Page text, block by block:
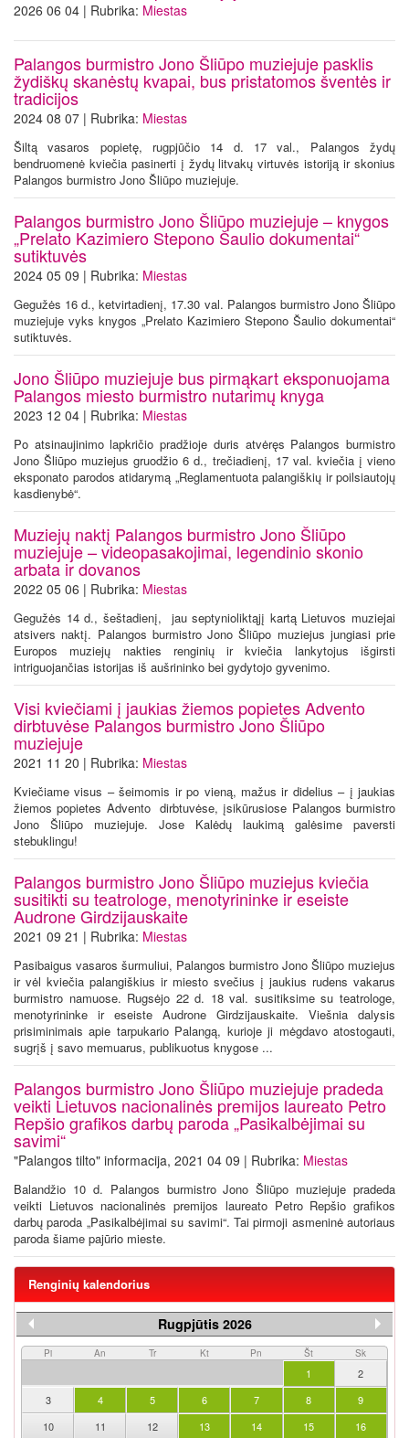
2026 06 04 | Rubrika: Miestas
Palangos burmistro Jono Šliūpo muziejuje pasklis
žydiškų skanėstų kvapai, bus pristatomos šventės ir
tradicijos
2024 08 07 | Rubrika: Miestas
Šiltą vasaros popietę, rugpjūčio 14 d. 17 val., Palangos žydų
bendruomenė kviečia pasinerti į žydų litvakų virtuvės istoriją ir skonius
Palangos burmistro Jono Šliūpo muziejuje.
Palangos burmistro Jono Šliūpo muziejuje – knygos
„Prelato Kazimiero Stepono Šaulio dokumentai“
sutiktuvės
2024 05 09 | Rubrika: Miestas
Gegužės 16 d., ketvirtadienį, 17.30 val. Palangos burmistro Jono Šliūpo
muziejuje vyks knygos „Prelato Kazimiero Stepono Šaulio dokumentai“
sutiktuvės.
Jono Šliūpo muziejuje bus pirmąkart eksponuojama
Palangos miesto burmistro nutarimų knyga
2023 12 04 | Rubrika: Miestas
Po atsinaujinimo lapkričio pradžioje duris atvėręs Palangos burmistro
Jono Šliūpo muziejus gruodžio 6 d., trečiadienį, 17 val. kviečia į vieno
eksponato parodos atidarymą „Reglamentuota palangiškių ir poilsiautojų
kasdienybė“.
Muziejų naktį Palangos burmistro Jono Šliūpo
muziejuje – videopasakojimai, legendinio skonio
arbata ir dovanos
2022 05 06 | Rubrika: Miestas
Gegužės 14 d., šeštadienį, jau septynioliktąjį kartą Lietuvos muziejai
atsivers naktį. Palangos burmistro Jono Šliūpo muziejus jungiasi prie
Europos muziejų nakties renginių ir kviečia lankytojus išgirsti
intriguojančias istorijas iš aušrininko bei gydytojo gyvenimo.
Visi kviečiami į jaukias žiemos popietes Advento
dirbtuvėse Palangos burmistro Jono Šliūpo
muziejuje
2021 11 20 | Rubrika: Miestas
Kviečiame visus – šeimomis ir po vieną, mažus ir didelius – į jaukias
žiemos popietes Advento dirbtuvėse, įsikūrusiose Palangos burmistro
Jono Šliūpo muziejuje. Jose Kalėdų laukimą galėsime paversti
stebuklingu!
Palangos burmistro Jono Šliūpo muziejus kviečia
susitikti su teatrologe, menotyrininke ir eseiste
Audrone Girdzijauskaite
2021 09 21 | Rubrika: Miestas
Pasibaigus vasaros šurmuliui, Palangos burmistro Jono Šliūpo muziejus
ir vėl kviečia palangiškius ir miesto svečius į jaukius rudens vakarus
burmistro namuose. Rugsėjo 22 d. 18 val. susitiksime su teatrologe,
menotyrininke ir eseiste Audrone Girdzijauskaite. Viešnia dalysis
prisiminimais apie tarpukario Palangą, kurioje ji mėgdavo atostogauti,
sugrįš į savo memuarus, publikuotus knygose ...
Palangos burmistro Jono Šliūpo muziejuje pradeda
veikti Lietuvos nacionalinės premijos laureato Petro
Repšio grafikos darbų paroda „Pasikalbėjimai su
savimi“
"Palangos tilto" informacija, 2021 04 09 | Rubrika: Miestas
Balandžio 10 d. Palangos burmistro Jono Šliūpo muziejuje pradeda
veikti Lietuvos nacionalinės premijos laureato Petro Repšio grafikos
darbų paroda „Pasikalbėjimai su savimi“. Tai pirmoji asmeninė autoriaus
paroda šiame pajūrio mieste.
Renginių kalendorius
Rugpjūtis 2026
Pi An Tr Kt Pn Št Sk
1
2
3
4 5 6 7 8
9
10
11 12 13 14 15 16